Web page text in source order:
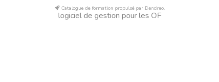
Catalogue de formation propulsé par Dendreo,
logiciel de gestion pour les OF